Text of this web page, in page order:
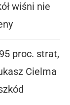
wiśni nie
proc. strat,
Cielma